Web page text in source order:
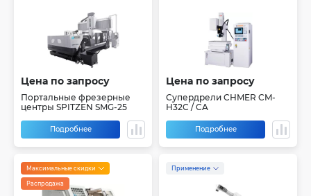
Цена по запросу
Портальные фрезерные
центры SPITZEN SMG-25
Подробнее
Цена по запросу
Супердрели CHMER CM-
H32C / CA
Подробнее
Максимальные скидки
Распродажа
Применение